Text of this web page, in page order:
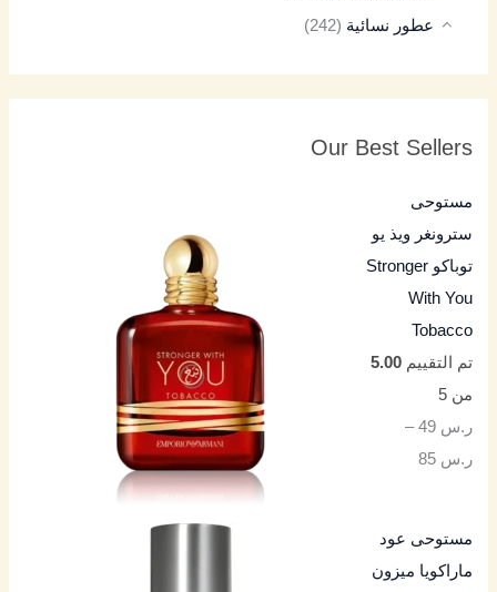
عطور نسائية (242)
Our Best Sellers
مستوحى
سترونغر ويذ يو
توباكو Stronger
With You
Tobacco
تم التقييم5.00
من 5
ر.س 49
–
ر.س 85
مستوحى عود
ماراكويا ميزون